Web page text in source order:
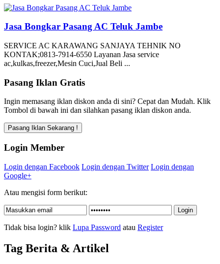
Jasa Bongkar Pasang AC Teluk Jambe
SERVICE AC KARAWANG SANJAYA TEHNIK NO
KONTAK;0813-7914-6550 Layanan Jasa service
ac,kulkas,freezer,Mesin Cuci,Jual Beli ...
Pasang Iklan Gratis
Ingin memasang iklan diskon anda di sini? Cepat dan Mudah. Klik
Tombol di bawah ini dan silahkan pasang iklan diskon anda.
Login Member
Login dengan Facebook Login dengan Twitter Login dengan
Google+
Atau mengisi form berikut:
Tidak bisa login? klik Lupa Password atau Register
Tag Berita & Artikel